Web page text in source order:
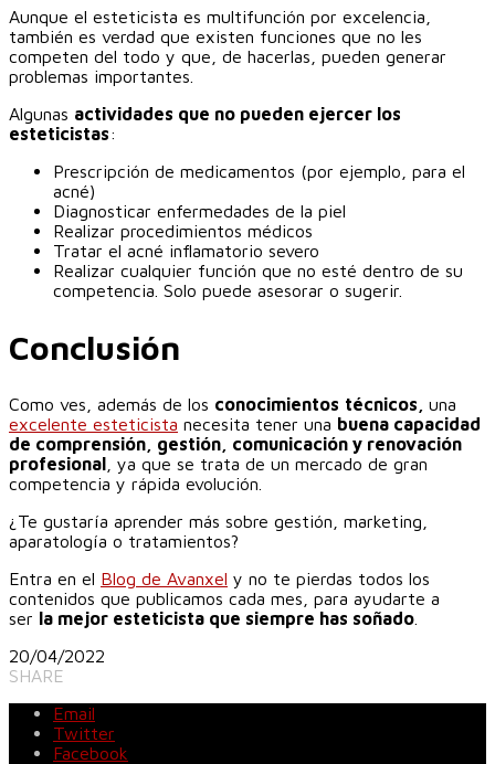
Aunque el esteticista es multifunción por excelencia,
también es verdad que existen funciones que no les
competen del todo y que, de hacerlas, pueden generar
problemas importantes.
Algunas actividades que no pueden ejercer los
esteticistas:
Prescripción de medicamentos (por ejemplo, para el
acné)
Diagnosticar enfermedades de la piel
Realizar procedimientos médicos
Tratar el acné inflamatorio severo
Realizar cualquier función que no esté dentro de su
competencia. Solo puede asesorar o sugerir.
Conclusión
‎Como ves, además de los conocimientos ‎técnicos, una
excelente esteticista necesita tener una buena capacidad
de comprensión, gestión, comunicación y renovación
profesional , ya que se trata de un mercado de gran
competencia y rápida evolución.‎
¿Te gustaría aprender más sobre gestión, marketing,
aparatología o tratamientos?
Entra en el Blog de Avanxel y no te pierdas todos los
contenidos que publicamos cada mes, para ayudarte a
ser la mejor esteticista que siempre has soñado
20/04/2022
SHARE
Email
Twitter
Facebook